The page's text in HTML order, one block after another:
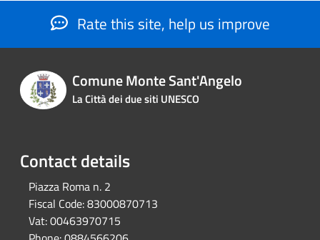
Rate this site, help us improve
Comune Monte Sant'Angelo
La Città dei due siti UNESCO
Contact details
Piazza Roma n. 2
Fiscal Code:83000870713
Vat:00463970715